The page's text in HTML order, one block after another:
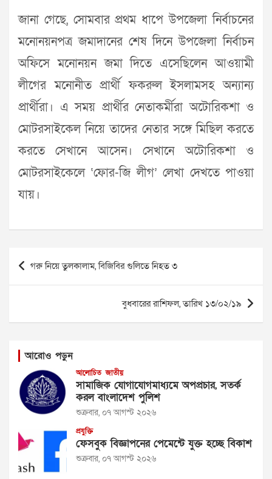
জানা গেছে, সোমবার প্রথম ধাপে উপজেলা নির্বাচনের
মনোনয়নপত্র জমাদানের শেষ দিনে উপজেলা নির্বাচন
অফিসে মনোনয়ন জমা দিতে এসেছিলেন আওয়ামী
লীগের মনোনীত প্রার্থী ফকরুল ইসলামসহ অন্যান্য
প্রার্থীরা। এ সময় প্রার্থীর নেতাকর্মীরা অটোরিকশা ও
মোটরসাইকেল নিয়ে তাদের নেতার সঙ্গে মিছিল করতে
করতে সেখানে আসেন। সেখানে অটোরিকশা ও
মোটরসাইকেলে ‘ফোর-জি লীগ’ লেখা দেখতে পাওয়া
যায়।
Post
navigation
গরু নিয়ে তুলকালাম, বিজিবির গুলিতে নিহত ৩
বুধবারের রাশিফল, তারিখ ১৩/০২/১৯
আরোও পড়ুন
আলোচিত জাতীয়
সামাজিক যোগাযোগমাধ্যমে অপপ্রচার, সতর্ক
করল বাংলাদেশ পুলিশ
শুক্রবার, ০৭ আগস্ট ২০২৬
প্রযুক্তি
ফেসবুক বিজ্ঞাপনের পেমেন্টে যুক্ত হচ্ছে বিকাশ
শুক্রবার, ০৭ আগস্ট ২০২৬